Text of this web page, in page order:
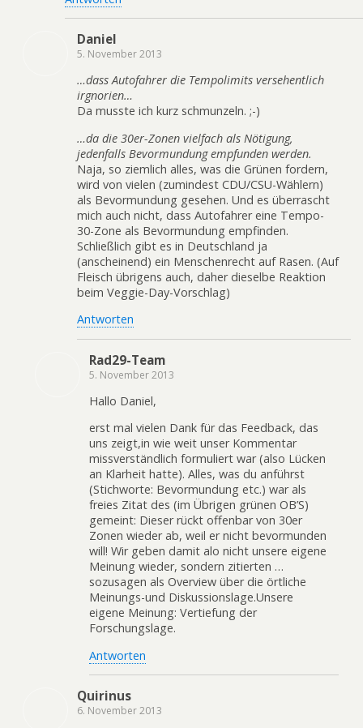
Daniel
5. November 2013
…dass Autofahrer die Tempolimits versehentlich
irgnorien…
Da musste ich kurz schmunzeln. ;-)
…da die 30er-Zonen vielfach als Nötigung,
jedenfalls Bevormundung empfunden werden.
Naja, so ziemlich alles, was die Grünen fordern,
wird von vielen (zumindest CDU/CSU-Wählern)
als Bevormundung gesehen. Und es überrascht
mich auch nicht, dass Autofahrer eine Tempo-
30-Zone als Bevormundung empfinden.
Schließlich gibt es in Deutschland ja
(anscheinend) ein Menschenrecht auf Rasen. (Auf
Fleisch übrigens auch, daher dieselbe Reaktion
beim Veggie-Day-Vorschlag)
Antworten
Rad29-Team
5. November 2013
Hallo Daniel,
erst mal vielen Dank für das Feedback, das
uns zeigt,in wie weit unser Kommentar
missverständlich formuliert war (also Lücken
an Klarheit hatte). Alles, was du anführst
(Stichworte: Bevormundung etc.) war als
freies Zitat des (im Übrigen grünen OB’S)
gemeint: Dieser rückt offenbar von 30er
Zonen wieder ab, weil er nicht bevormunden
will! Wir geben damit alo nicht unsere eigene
Meinung wieder, sondern zitierten …
sozusagen als Overview über die örtliche
Meinungs-und Diskussionslage.Unsere
eigene Meinung: Vertiefung der
Forschungslage.
Antworten
Quirinus
6. November 2013